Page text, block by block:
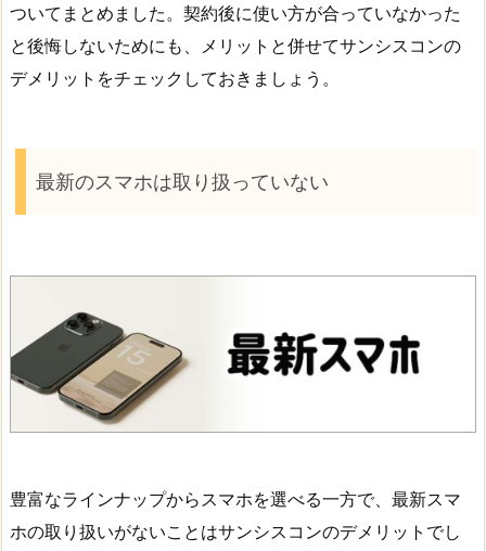
ついてまとめました。契約後に使い方が合っていなかった
と後悔しないためにも、メリットと併せてサンシスコンの
デメリットをチェックしておきましょう。
最新のスマホは取り扱っていない
豊富なラインナップからスマホを選べる一方で、最新スマ
ホの取り扱いがないことはサンシスコンのデメリットでし